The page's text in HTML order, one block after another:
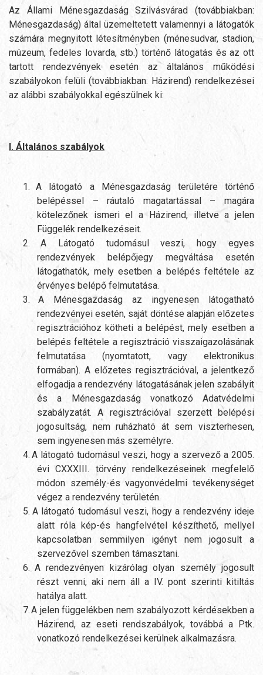
Az Állami Ménesgazdaság Szilvásvárad (továbbiakban:
Ménesgazdaság) által üzemeltetett valamennyi a látogatók
számára megnyitott létesítményben (ménesudvar, stadion,
múzeum, fedeles lovarda, stb.) történő látogatás és az ott
tartott rendezvények esetén az általános működési
szabályokon felüli (továbbiakban: Házirend) rendelkezései
az alábbi szabályokkal egészülnek ki:
I. Általános szabályok
1. A látogató a Ménesgazdaság területére történő
belépéssel – ráutaló magatartással – magára
kötelezőnek ismeri el a Házirend, illetve a jelen
Függelék rendelkezéseit.
2.
A Látogató tudomásul veszi, hogy egyes
rendezvények belépőjegy megváltása esetén
látogathatók, mely esetben a belépés feltétele az
érvényes belépő felmutatása.
3.
A Ménesgazdaság az ingyenesen látogatható
rendezvényei esetén, saját döntése alapján előzetes
regisztrációhoz kötheti a belépést, mely esetben a
belépés feltétele a regisztráció visszaigazolásának
felmutatása (nyomtatott, vagy elektronikus
formában). A előzetes regisztrációval, a jelentkező
elfogadja a rendezvény látogatásának jelen szabályit
és a Ménesgazdaság vonatkozó Adatvédelmi
szabályzatát. A regisztrációval szerzett belépési
jogosultság, nem ruházható át sem viszterhesen,
sem ingyenesen más személyre.
4. A látogató tudomásul veszi, hogy a szervező a 2005.
évi CXXXIII. törvény rendelkezéseinek megfelelő
módon személy-és vagyonvédelmi tevékenységet
végez a rendezvény területén.
5. A látogató tudomásul veszi, hogy a rendezvény ideje
alatt róla kép-és hangfelvétel készíthető, mellyel
kapcsolatban semmilyen igényt nem jogosult a
szervezővel szemben támasztani.
6. A rendezvényen kizárólag olyan személy jogosult
részt venni, aki nem áll a IV. pont szerinti kitiltás
hatálya alatt.
7.A jelen függelékben nem szabályozott kérdésekben a
Házirend, az eseti rendszabályok, továbbá a Ptk.
vonatkozó rendelkezései kerülnek alkalmazásra.